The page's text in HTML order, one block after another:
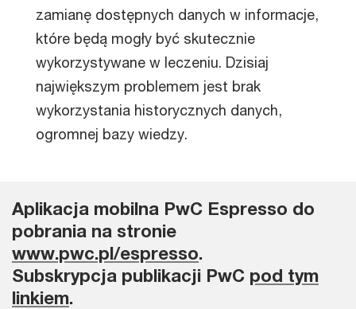
zamianę dostępnych danych w informacje,
które będą mogły być skutecznie
wykorzystywane w leczeniu. Dzisiaj
największym problemem jest brak
wykorzystania historycznych danych,
ogromnej bazy wiedzy.
Aplikacja mobilna PwC Espresso do
pobrania na stronie
www.pwc.pl/espresso.
Subskrypcja publikacji PwC pod tym
linkiem.